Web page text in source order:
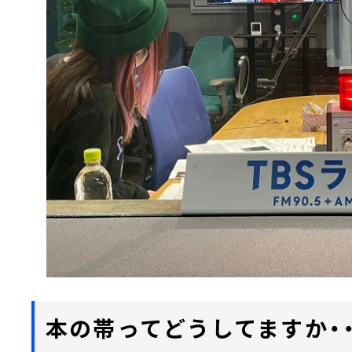
本の帯ってどうしてますか・